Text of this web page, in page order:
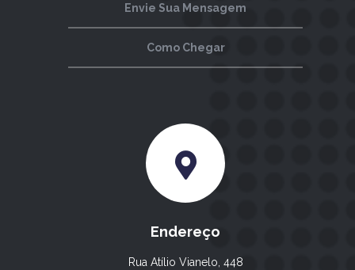
Envie Sua Mensagem
Como Chegar
Endereço
Rua Atílio Vianelo, 448